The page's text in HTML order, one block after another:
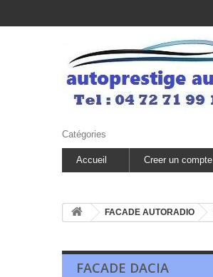
Catégories
Accueil Creer un compte
FACADE AUTORADIO
FACADE DACIA